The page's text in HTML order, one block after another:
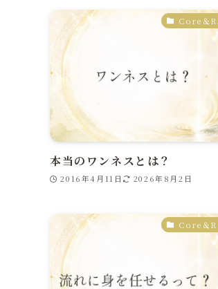
Core＆
本当のワンネスとは？
2016年4月11日 2026年8月2日
Core＆